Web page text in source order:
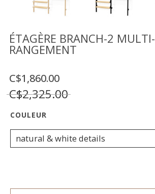
SOUHAITS
ÉTAGÈRE BRANCH-2 MULTI-
RANGEMENT
C$1,860.00
C$2,325.00
natural & white details